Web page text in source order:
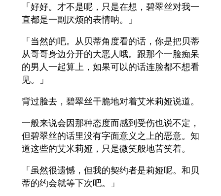
「好好。才不是呢，只是在想，碧翠丝对我一
直都是一副厌烦的表情呐。」
「当然的吧。从贝蒂角度看的话，你是把贝蒂
从哥哥身边分开的大恶人哦。跟那个一脸痴呆
的男人一起算上，如果可以的话连脸都不想看
见。」
背过脸去，碧翠丝干脆地对着艾米莉娅说道。
一般来说会因那种态度而感到受伤也说不定，
但碧翠丝的话里没有字面意义之上的恶意。知
道这些的艾米莉娅，只是微笑般地苦笑着。
「虽然很遗憾，但我的契约者是莉娅呢。和贝
蒂的约会就等下次吧。」